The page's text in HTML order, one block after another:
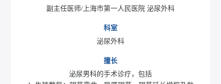
副主任医师/上海市第一人民医院 泌尿外科
科室
泌尿外科
擅长
泌尿男科的手术诊疗，包括